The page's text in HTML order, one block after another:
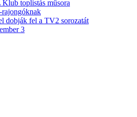
8. osztály • Többszörösen összetett
és mellékszögek,
(fokozás és helyesírás)
aranymetszés?